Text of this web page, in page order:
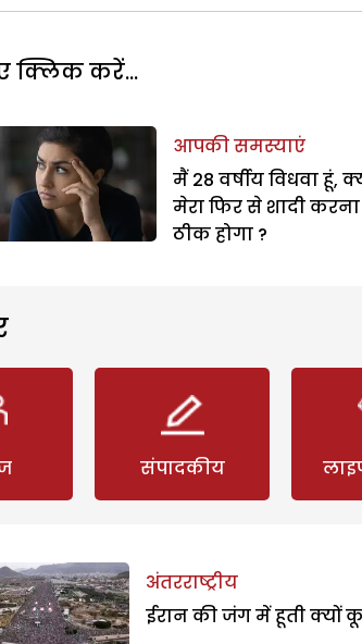
क्लिक करें...
आपकी समस्याएं
मैं 28 वर्षीय विधवा हूं,
मेरा फिर से शादी करना
ठीक होगा ?
संपादकीय
अंतरराष्ट्रीय
ईरान की जंग में हूती क्यों